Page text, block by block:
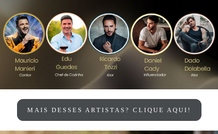
MAIS DESSES ARTISTAS? CLIQUE AQUI!